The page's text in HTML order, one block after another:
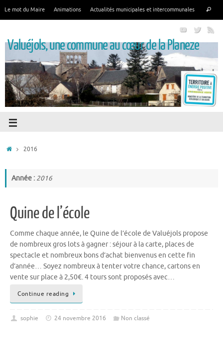
Le mot du Maire Animations Actualités municipales et intercommunales
Valuéjols, une commune au cœur de la Planeze
2016
Année : 2016
Quine de l’école
Comme chaque année, le Quine de l’école de Valuéjols propose
de nombreux gros lots à gagner : séjour à la carte, places de
spectacle et nombreux bons d’achat bienvenus en cette fin
d’année… Soyez nombreux à tenter votre chance, cartons en
vente sur place à 2,50€. 4 tours sont proposés avec…
Continue reading
sophie 24 novembre 2016 Non classé